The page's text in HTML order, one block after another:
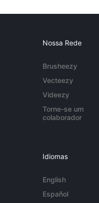
Nossa Rede
Brusheezy
Vecteezy
Videezy
Torne-se um
colaborador
Idiomas
English
Español